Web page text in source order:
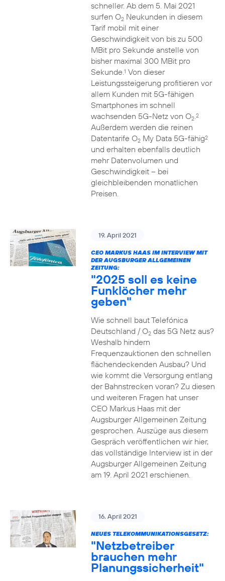
schneller. Ab dem 5. Mai 2021
surfen O2Neukunden in diesem
Tarif mobil mit einer
Geschwindigkeit von bis zu 500
MBit pro Sekunde anstelle von
bisher maximal 300 MBit pro
Sekunde.1 Von dieser
Leistungssteigerung profitieren vor
allem Kunden mit 5G-fähigen
Smartphones im schnell
wachsenden 5G-Netz von O2.2
Außerdem werden die reinen
Datentarife O2My Data 5G-fähig2
und erhalten ebenfalls deutlich
mehr Datenvolumen und
Geschwindigkeit – bei
gleichbleibenden monatlichen
Preisen.
19. April 2021
CEO MARKUS HAAS IM INTERVIEW MIT
DER AUGSBURGER ALLGEMEINEN
ZEITUNG:
"2025 soll es keine
Funklöcher mehr
geben"
Wie schnell baut Telefónica
Deutschland / O2das 5G Netz aus?
Weshalb hindern
Frequenzauktionen den schnellen
flächendeckenden Ausbau? Und
wie kommt die Versorgung entlang
der Bahnstrecken voran? Zu diesen
und weiteren Fragen hat unser
CEO Markus Haas mit der
Augsburger Allgemeinen Zeitung
gesprochen. Auszüge aus diesem
Gespräch veröffentlichen wir hier,
das vollständige Interview ist in der
Augsburger Allgemeinen Zeitung
am 19. April 2021 erschienen.
16. April 2021
NEUES TELEKOMMUNIKATIONSGESETZ:
"Netzbetreiber
brauchen mehr
Planungssicherheit"